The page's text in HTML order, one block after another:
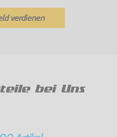
verdienen
bei Uns